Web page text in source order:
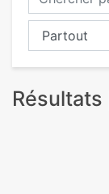
Chercher
Résultats